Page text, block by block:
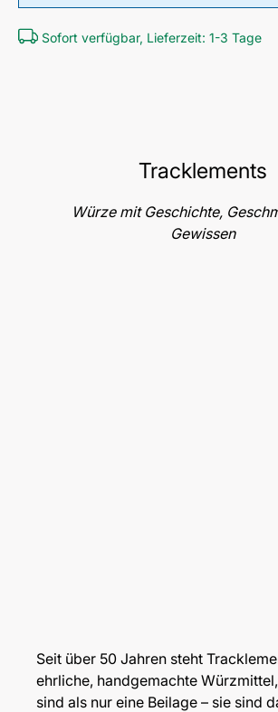
Sofort verfügbar, Lieferzeit: 1-3 Tage
Tracklements
Würze mit Geschichte,
Gewissen
Seit über 50 Jahren steht
ehrliche, handgemachte
sind als nur eine Beilage – sie sind